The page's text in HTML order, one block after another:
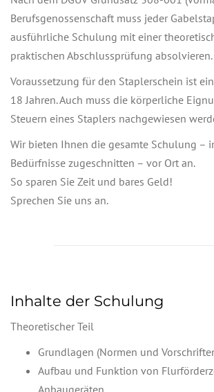
Berufsgenossenschaft muss jeder
ausführliche Schulung mit einer
praktischen Abschlussprüfung absolvieren.
Voraussetzung für den Staplerschein ist
18 Jahren. Auch muss die körperliche
Steuern eines Staplers nachgewiesen
Wir bieten Ihnen die gesamte Schulung –
Bedürfnisse zugeschnitten – vor Ort an.
So sparen Sie Zeit und bares Geld!
Sprechen Sie uns an.
Inhalte der Schulung
Theoretischer Teil
Grundlagen (Normen und
Aufbau und Funktion von
Anbaugeräten